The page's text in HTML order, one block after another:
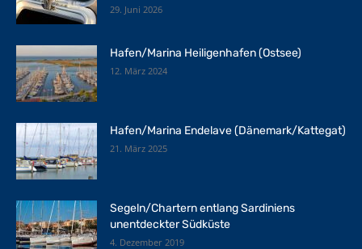
29. Juni 2026
Hafen/Marina Heiligenhafen (Ostsee)
12. März 2024
Hafen/Marina Endelave (Dänemark/Kattegat)
21. März 2025
Segeln/Chartern entlang Sardiniens
unentdeckter Südküste
4. Dezember 2019